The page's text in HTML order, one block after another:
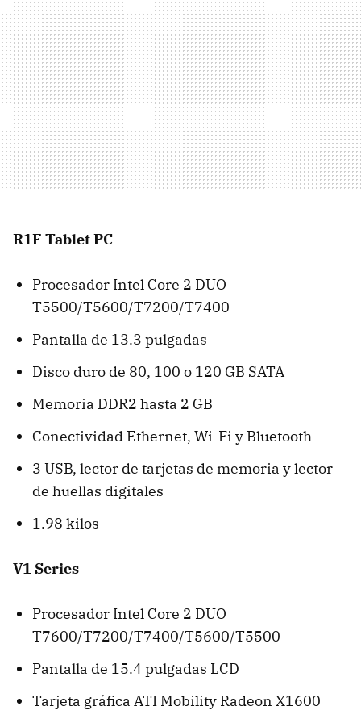
R1F Tablet PC
Procesador Intel Core 2 DUO
T5500/T5600/T7200/T7400
Pantalla de 13.3 pulgadas
Disco duro de 80, 100 o 120 GB SATA
Memoria DDR2 hasta 2 GB
Conectividad Ethernet, Wi-Fi y Bluetooth
3 USB, lector de tarjetas de memoria y lector
de huellas digitales
1.98 kilos
V1 Series
Procesador Intel Core 2 DUO
T7600/T7200/T7400/T5600/T5500
Pantalla de 15.4 pulgadas LCD
Tarjeta gráfica ATI Mobility Radeon X1600